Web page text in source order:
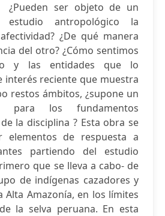
¿Pueden ser objeto de un
estudio antropológico la
¿De qué manera
del otro? ¿Cómo sentimos
y las entidades que lo
interés reciente que muestra
restos ámbitos, ¿supone un
para los fundamentos
la disciplina ? Esta obra se
elementos de respuesta a
partiendo del estudio
que se lleva a cabo- de
de indígenas cazadores y
Amazonía, en los límites
la selva peruana. En esta